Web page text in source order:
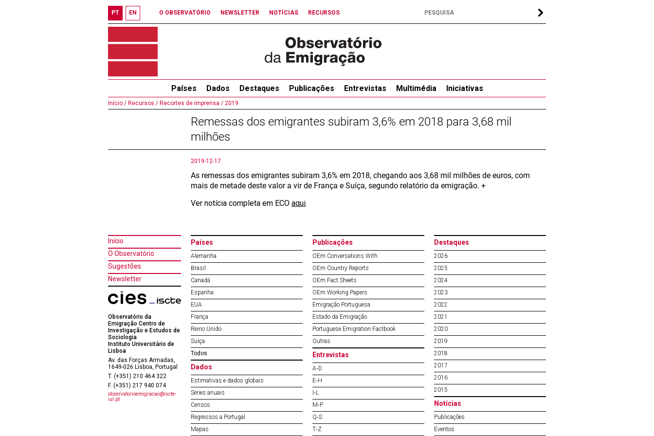
PT EN O OBSERVATÓRIO NEWSLETTER NOTÍCIAS RECURSOS
Países Dados Destaques Publicações Entrevistas Multimédia Iniciativas
Início / Recursos / Recortes de imprensa / 2019
Remessas dos emigrantes subiram 3,6% em 2018 para 3,68 mil
milhões
2019-12-17
As remessas dos emigrantes subiram 3,6% em 2018, chegando aos 3,68 mil milhões de euros, com
mais de metade deste valor a vir de França e Suíça, segundo relatório da emigração. +
Ver notícia completa em ECO aqui.
Início
O Observatório
Sugestões
Newsletter
Observatório da
Emigração Centro de
Investigação e Estudos de
Sociologia
Instituto Universitário de
Lisboa
Av. das Forças Armadas,
1649-026 Lisboa, Portugal
T. (+351) 210 464 322
F. (+351) 217 940 074
observatorioemigracao@iscte-
iul.pt
Países
Alemanha
Brasil
Canadá
Espanha
EUA
França
Reino Unido
Suíça
Todos
Dados
Estimativas e dados globais
Séries anuais
Censos
Regressos a Portugal
Mapas
Publicações
OEm Conversations With
OEm Country Reports
OEm Fact Sheets
OEm Working Papers
Emigração Portuguesa
Estado da Emigração
Portuguese Emigration Factbook
Outras
Entrevistas
A‐D
E‐H
I‐L
M‐P
Q‐S
T‐Z
Destaques
2026
2025
2024
2023
2022
2021
2020
2019
2018
2017
2016
2015
Notícias
Publicações
Eventos